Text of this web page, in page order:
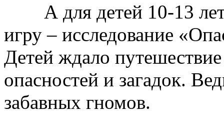
А для детей 10-13 лет
игру – исследование
Детей ждало
опасностей и загадок.
забавных гномов.